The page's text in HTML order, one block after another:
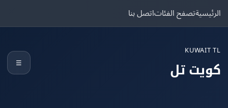
تصفح الفئاتاتصل بنا
تل